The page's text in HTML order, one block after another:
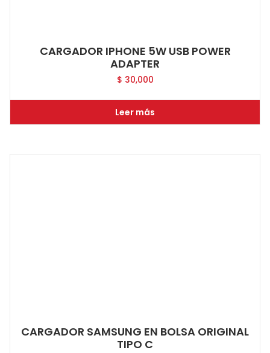
CARGADOR IPHONE 5W USB POWER
ADAPTER
$ 30,000
Leer más
CARGADOR SAMSUNG EN BOLSA ORIGINAL
TIPO C